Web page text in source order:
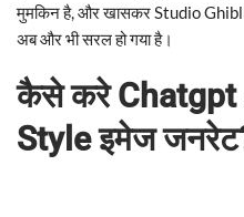
मुमकिन है, और खासकर Studio Ghibli
अब और भी सरल हो गया है।
कैसेकरे
Style इमेज